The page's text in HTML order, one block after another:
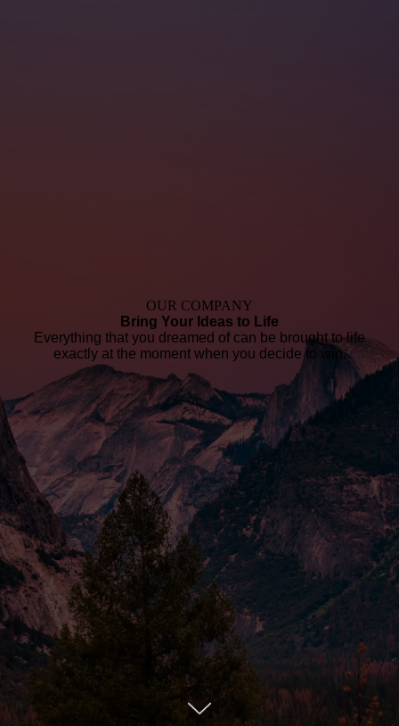
OUR COMPANY
Bring Your Ideas to Life
Everything that you dreamed of can be brought to life
exactly at the moment when you decide to win.